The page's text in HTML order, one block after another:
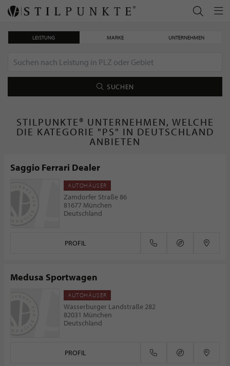
LEISTUNG MARKE UNTERNEHMEN
SUCHEN
STILPUNKTE® UNTERNEHMEN, WELCHE
DIE KATEGORIE "PS" IN DEUTSCHLAND
ANBIETEN
Saggio Ferrari Dealer
AUTOHÄUSER
Zamdorfer Straße 86
81677 München
Deutschland
PROFIL
Medusa Sportwagen
AUTOHÄUSER
Wasserburger Landstraße 282
82031 München
Deutschland
PROFIL